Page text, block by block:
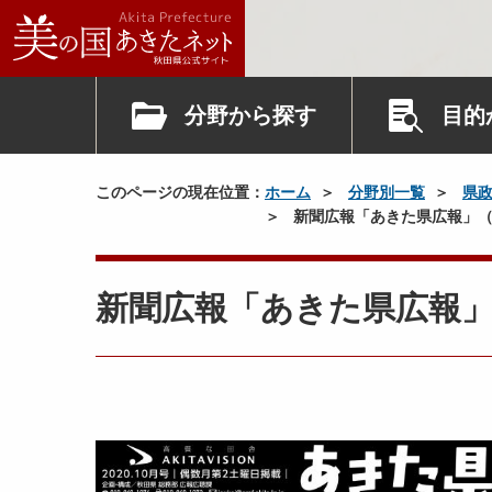
分野から探す 目
このページの現在位置： ホーム 分野別一覧
県
新聞広報「あきた県広報」
新聞広報「あきた県広報